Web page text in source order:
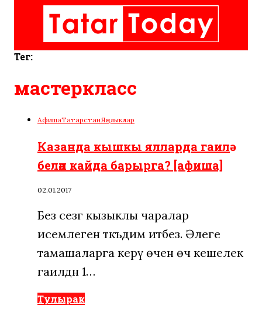
Тег:
мастеркласс
АфишаТатарстанЯңалыклар
Казанда кышкы ялларда гаилә
белән кайда барырга? [афиша]
02.01.2017
Без сезгә кызыклы чаралар
исемлеген тәкъдим итәбез. Әлеге
тамашаларга керү өчен өч кешелек
гаиләдән 1…
Тулырак